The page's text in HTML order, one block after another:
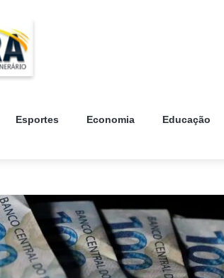
Esportes Economia Educação